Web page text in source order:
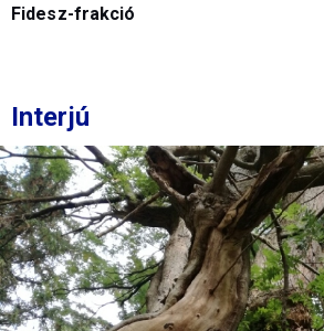
Fidesz-frakció
Interjú